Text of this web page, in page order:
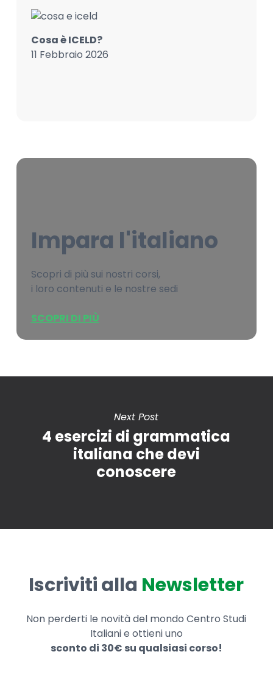
Cosa è ICELD?
11 Febbraio 2026
Impara l'italiano
Scopri di più sui nostri corsi,
i loro contenuti e le nostre sedi
SCOPRI DI PIÙ
Next Post
4 esercizi di grammatica
italiana che devi
conoscere
Iscriviti alla Newsletter
Non perderti le novità del mondo Centro Studi
Italiani e ottieni uno
sconto di 30€ su qualsiasi corso!